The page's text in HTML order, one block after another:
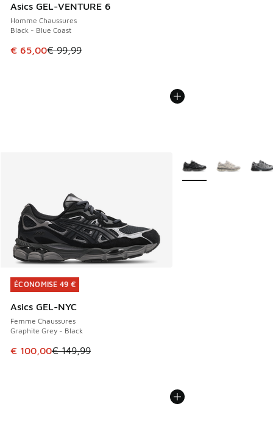
Asics GEL-VENTURE 6
Homme Chaussures
Black - Blue Coast
Cet article est en promotion. Prix en baisse de € 99,99 à
€ 65,00€ 99,99
ÉCONOMISE 49 €
Asics GEL-NYC
Femme Chaussures
Graphite Grey - Black
Cet article est en promotion. Prix en baisse de € 149,99 à
€ 100,00€ 149,99
ÉCONOMISE 49 €
Plus de couleurs